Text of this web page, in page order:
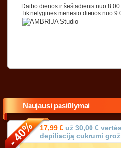
Darbo dienos ir šeštadienis nuo
Tik nelyginės mėnesio dienos nuo
Naujausi pasiūlymai
17,99 € už 30,00 €
depiliaciją cukrumi
Vilniuje!